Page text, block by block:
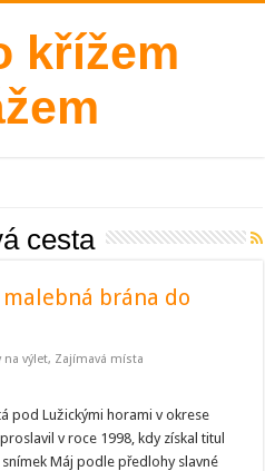
cesta
brána do
na výlet, Zajímavá místa
pod Lužickými horami v okrese
v roce 1998, kdy získal titul
Máj podle předlohy slavné